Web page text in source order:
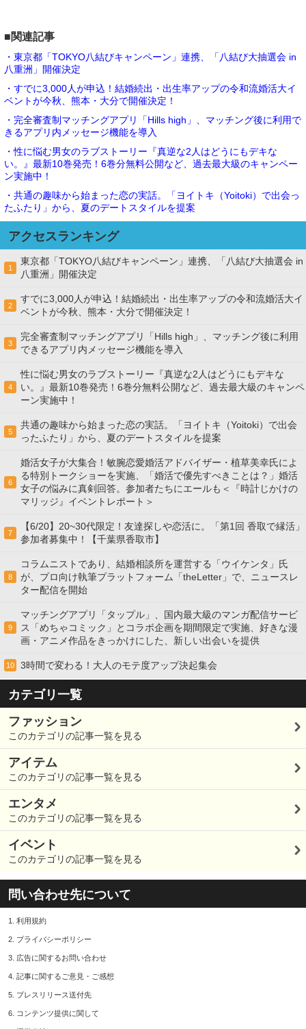
■関連記事
・東京都「TOKYO八結びキャンペーン」連携、「八結び大抽選会 in
八重洲」開催決定
・すでに3,000人が申込！結婚続出・出生率アップの令和流婚活大イ
ベントが今秋、熊本・大分で開催決定！
・完全審査制マッチングアプリ「Hills high」、マッチング後に利用で
きるアプリ内メッセージ機能を導入
・性に悩む男女のラブストーリー『真逆な2人はどうにもデキな
い。』最新10巻発売！6巻分無料公開など、過去最大級のキャンペー
ン実施中！
・共通の趣味から始まった恋の実話。「ヨイトキ（Yoitoki）で出会っ
たふたり」から、夏のデートスタイルを提案
アクセスランキング
1
東京都「TOKYO八結びキャンペーン」連携、「八結び大抽選会 in
八重洲」開催決定
2
すでに3,000人が申込！結婚続出・出生率アップの令和流婚活大イ
ベントが今秋、熊本・大分で開催決定！
3
完全審査制マッチングアプリ「Hills high」、マッチング後に利用
できるアプリ内メッセージ機能を導入
4
性に悩む男女のラブストーリー『真逆な2人はどうにもデキな
い。』最新10巻発売！6巻分無料公開など、過去最大級のキャンペ
ーン実施中！
5
共通の趣味から始まった恋の実話。「ヨイトキ（Yoitoki）で出会
ったふたり」から、夏のデートスタイルを提案
6
婚活女子が大集合！敏腕恋愛婚活アドバイザー・植草美幸氏によ
る特別トークショーを実施、「婚活で優先すべきことは？」婚活
女子の悩みに真剣回答。参加者たちにエールも＜『時計じかけの
マリッジ』イベントレポート＞
7
【6/20】20~30代限定！友達探しや恋活に。「第1回 香取で縁活」
参加者募集中！【千葉県香取市】
8
コラムニストであり、結婚相談所を運営する「ウイケンタ」氏
が、プロ向け執筆プラットフォーム「theLetter」で、ニュースレ
ター配信を開始
9
マッチングアプリ「タップル」、国内最大級のマンガ配信サービ
ス「めちゃコミック」とコラボ企画を期間限定で実施、好きな漫
画・アニメ作品をきっかけにした、新しい出会いを提供
10 3時間で変わる！大人のモテ度アップ決起集会
カテゴリ一覧
ファッション
このカテゴリの記事一覧を見る
アイテム
このカテゴリの記事一覧を見る
エンタメ
このカテゴリの記事一覧を見る
イベント
このカテゴリの記事一覧を見る
問い合わせ先について
1. 利用規約
2. プライバシーポリシー
3. 広告に関するお問い合わせ
4. 記事に関するご意見・ご感想
5. プレスリリース送付先
6. コンテンツ提供に関して